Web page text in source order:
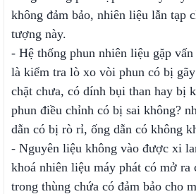
không đảm bảo, nhiên liệu lẫn tạp
tượng này.
- Hệ thống phun nhiên liệu gặp
là kiểm tra lò xo vòi phun có bị
chặt chưa, có dính bụi than hay bị
phun điều chỉnh có bị sai không?
dẫn có bị rò rỉ, ống dẫn có không
- Nguyên liệu không vào được xi
khoá nhiên liệu máy phát có mở ra
trong thùng chứa có đảm bảo cho